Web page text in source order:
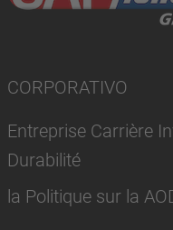
CORPORATIVO
Entreprise Carrière
Durabilité
la Politique sur la